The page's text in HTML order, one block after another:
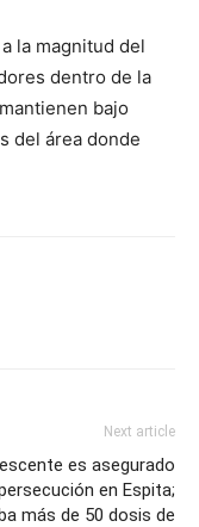
la magnitud del
dentro de la
bajo
del área donde
Next article
es asegurado
en Espita;
más de 50 dosis de